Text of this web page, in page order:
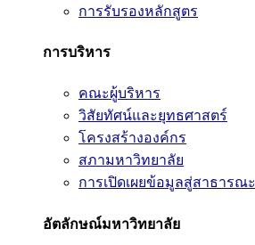
การรับรองหลักสูตร
การบริหาร
คณะผู้บริหาร
วิสัยทัศน์และยุทธศาสตร์
โครงสร้างองค์กร
สภามหาวิทยาลัย
การเปิดเผยข้อมูลสู่สาธารณะ
อัตลักษณ์มหาวิทยาลัย